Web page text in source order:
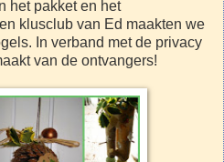
het pakket en het
klusclub van Ed maakten we
In verband met de privacy
van de ontvangers!